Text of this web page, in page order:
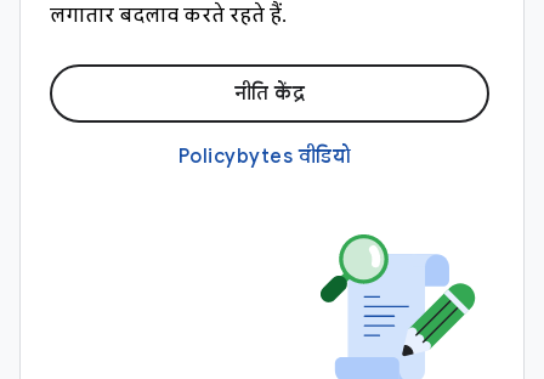
लगातार बदलाव करते रहते हैं.
नीति केंद्र
Policybytes वीडियो